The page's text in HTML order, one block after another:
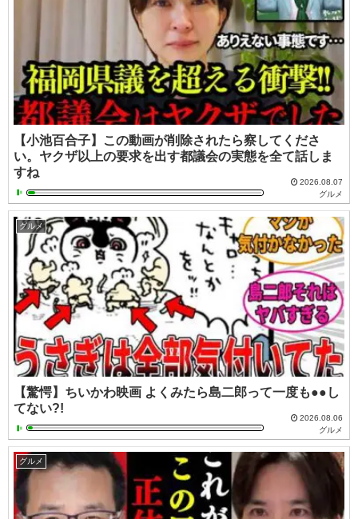
【小池百合子】この動画が削除されたら察してくださ
い。ヤクザ以上の要求を出す都議会の実態を全て話しま
すね
2026.08.07
グルメ
グルメ
【驚愕】ちいかわ映画 よくみたら島二郎って一度も●●し
てない?!
2026.08.06
グルメ
グルメ